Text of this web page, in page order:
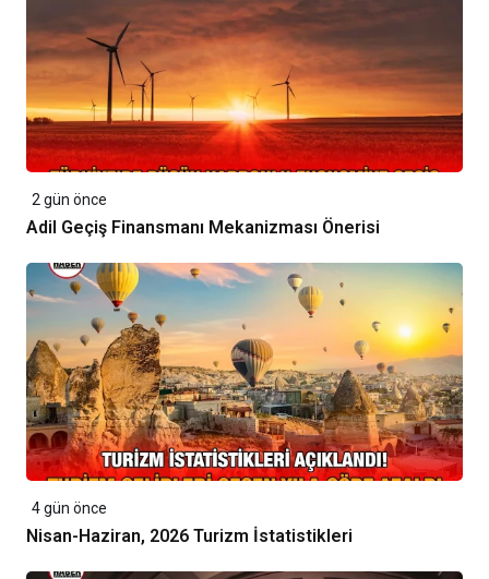
2 gün önce
Adil Geçiş Finansmanı Mekanizması Önerisi
4 gün önce
Nisan-Haziran, 2026 Turizm İstatistikleri